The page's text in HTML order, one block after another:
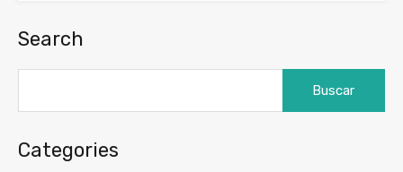
Search
Categories